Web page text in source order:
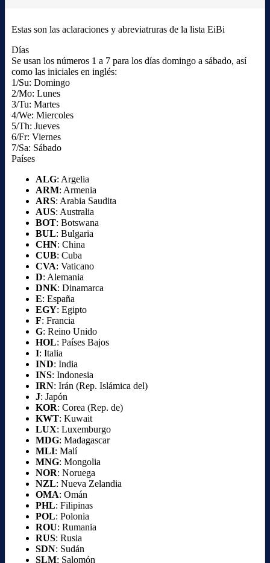
Estas son las aclaraciones y abreviatruras de la lista EiBi
Días
Se usan los números 1 a 7 para los días domingo a sábado, así
como las iniciales en inglés:
1/Su: Domingo
2/Mo: Lunes
3/Tu: Martes
4/We: Miercoles
5/Th: Jueves
6/Fr: Viernes
7/Sa: Sábado
Países
ALG: Argelia
ARM: Armenia
ARS: Arabia Saudita
AUS: Australia
BOT: Botswana
BUL: Bulgaria
CHN: China
CUB: Cuba
CVA: Vaticano
D: Alemania
DNK: Dinamarca
E: España
EGY: Egipto
F: Francia
G: Reino Unido
HOL: Países Bajos
I: Italia
IND: India
INS: Indonesia
IRN: Irán (Rep. Islámica del)
J: Japón
KOR: Corea (Rep. de)
KWT: Kuwait
LUX: Luxemburgo
MDG: Madagascar
MLI: Malí
MNG: Mongolia
NOR: Noruega
NZL: Nueva Zelandia
OMA: Omán
PHL: Filipinas
POL: Polonia
ROU: Rumania
RUS: Rusia
SDN: Sudán
SLM: Salomón